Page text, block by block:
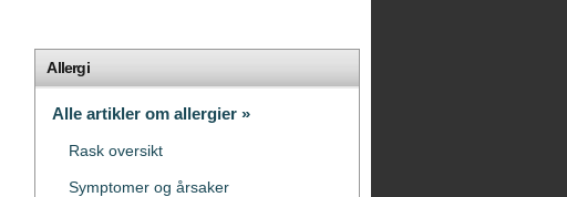
Allergi
Alle artikler om allergier »
Rask oversikt
Symptomer og årsaker